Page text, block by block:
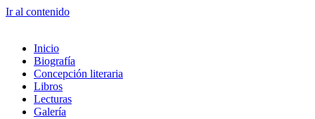
Ir al contenido
Inicio
Biografía
Concepción literaria
Libros
Lecturas
Galería